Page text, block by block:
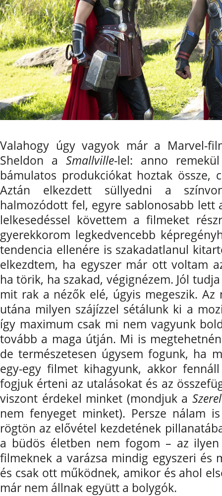
Valahogy úgy vagyok már a Marvel-
Sheldon a Smallville-lel: anno
bámulatos produkciókat hoztak össze,
Aztán elkezdett süllyedni a
halmozódott fel, egyre sablonosabb lett
lelkesedéssel követtem a filmeket
gyerekkorom legkedvencebb
tendencia ellenére is szakadatlanul
elkezdtem, ha egyszer már ott voltam
ha törik, ha szakad, végignézem. Jól
mit rak a nézők elé, úgyis megeszik.
utána milyen szájízzel sétálunk ki a
így maximum csak mi nem vagyunk
tovább a maga útján. Mi is
de természetesen úgysem fogunk, ha
egy-egy filmet kihagyunk, akkor
fogjuk érteni az utalásokat és az
viszont érdekel minket (mondjuk a
nem fenyeget minket). Persze nálam
rögtön az elővétel kezdetének
a büdös életben nem fogom – az
filmeknek a varázsa mindig egyszeri és
és csak ott működnek, amikor és ahol
már nem állnak együtt a bolygók.